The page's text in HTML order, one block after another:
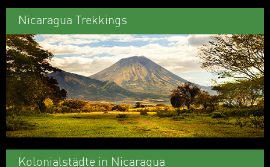
Nicaragua Trekkings
Kolonialstädte in Nicaragua